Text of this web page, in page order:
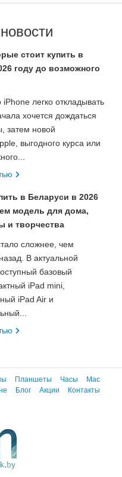
стоит купить в
году до возможного
iPhone легко откладывать
хочется дождаться
затем новой
выгодного курса или
в Беларуси в 2026
модель для дома,
и творчества
сложнее, чем
В актуальной
базовый
iPad mini,
iPad Air и
Планшеты Часы
Mac
Блог Акции Контакты